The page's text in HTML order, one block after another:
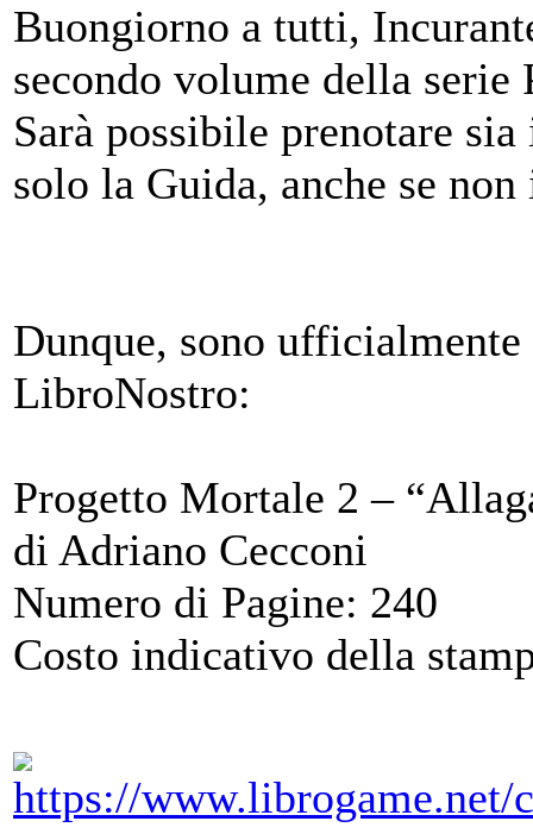
Buongiorno a tutti,
secondo volume della
Sarà possibile prenotare
solo la Guida, anche se
Dunque, sono
LibroNostro:
Progetto Mortale 2 –
di Adriano Cecconi
Numero di Pagine: 240
Costo indicativo della